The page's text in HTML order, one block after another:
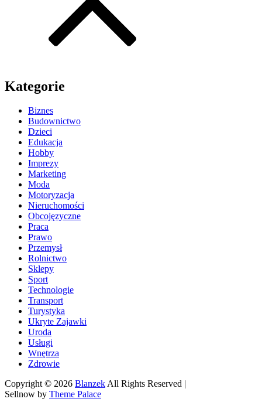
Kategorie
Biznes
Budownictwo
Dzieci
Edukacja
Hobby
Imprezy
Marketing
Moda
Motoryzacja
Nieruchomości
Obcojęzyczne
Praca
Prawo
Przemysł
Rolnictwo
Sklepy
Sport
Technologie
Transport
Turystyka
Ukryte Zajawki
Uroda
Usługi
Wnętrza
Zdrowie
Copyright © 2026 BlanzekAll Rights Reserved |
Sellnow by Theme Palace